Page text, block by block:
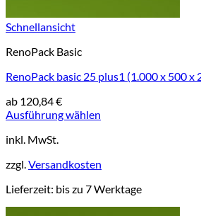
Schnellansicht
RenoPack Basic
RenoPack basic 25 plus1 (1.000 x 500
ab 120,84€
Ausführung wählen
Produkt
mehrere
auf.
Die
inkl. MwSt.
zzgl.Versandkosten
Lieferzeit: bis zu 7 Werktage